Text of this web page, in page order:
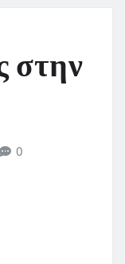
στην
0